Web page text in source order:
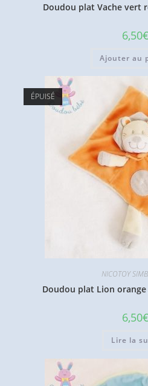
Doudou plat Vache vert
6,50€
Ajouter au
ÉPUISÉ
NICOTOY
Doudou plat Lion orange
6,50€
Lire la